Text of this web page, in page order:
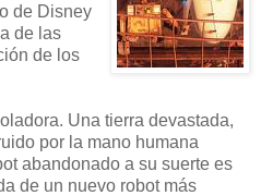
de Disney
de las
de los
Una tierra devastada,
por la mano humana
abandonado a su suerte es
de un nuevo robot más